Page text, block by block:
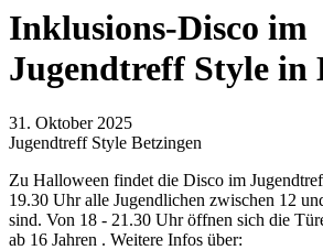
Inklusions-Disco im
Jugendtreff Style in
31. Oktober 2025
Jugendtreff Style Betzingen
Zu Halloween findet die Disco im
19.30 Uhr alle Jugendlichen zwischen 12
sind. Von 18 - 21.30 Uhr öffnen sich die
ab 16 Jahren . Weitere Infos über: